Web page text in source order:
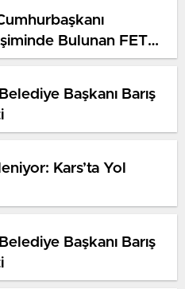
Bulunan FETÖ
Başkanı Barış
Kars’ta Yol
Başkanı Barış